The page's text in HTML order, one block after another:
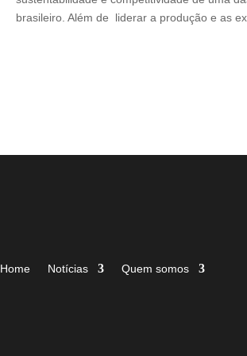
brasileiro. Além de liderar a produção e as
Home Notícias Quem somos